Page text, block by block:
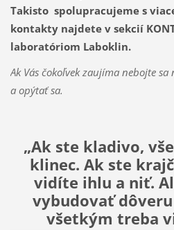
Takisto spolupracujeme s
kontakty najdete v sekcií
laboratóriom Laboklin.
Ak Vás čokoľvek zaujíma nebojte
a opýtať sa.
„Ak ste kladivo,
klinec. Ak ste
vidíte ihlu a niť.
vybudovať
všetkým treba